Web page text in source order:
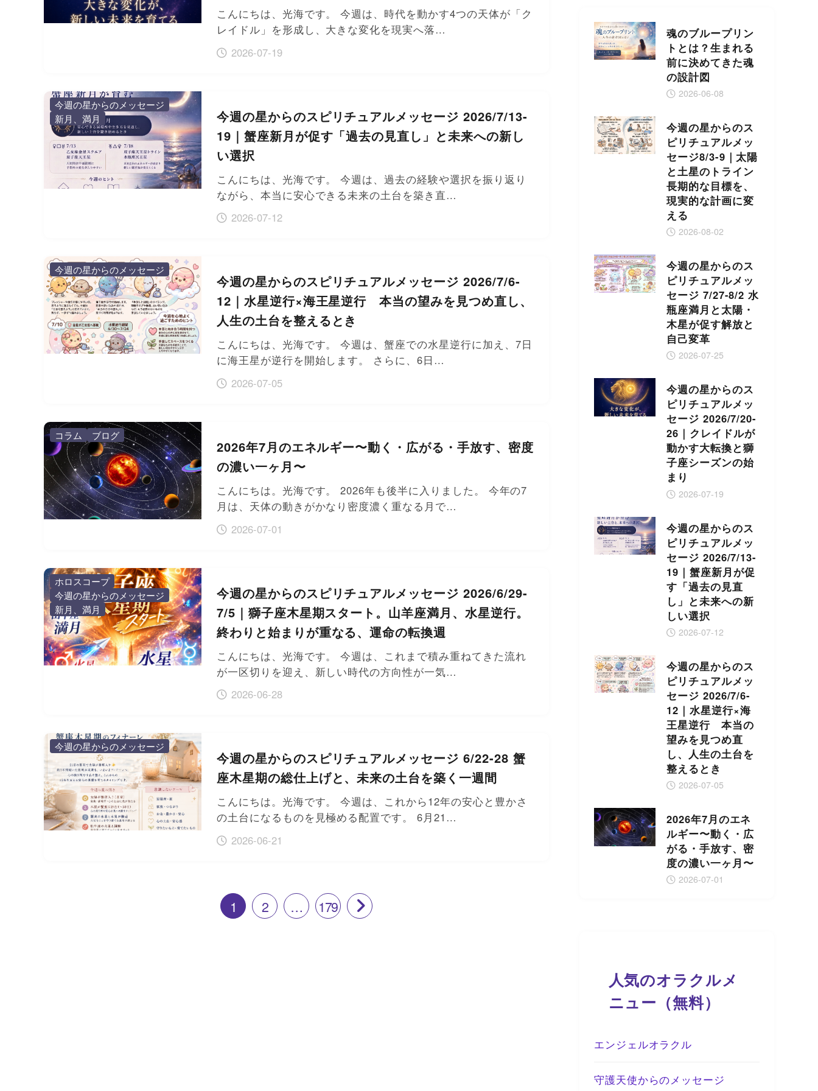
こんにちは、光海です。 今週は、時代を動かす4つの天体が「ク
レイドル」を形成し、大きな変化を現実へ落…
2026-07-19
今週の星からのスピリチュアルメッセージ 2026/7/13-
19｜蟹座新月が促す「過去の見直し」と未来への新し
い選択
こんにちは、光海です。 今週は、過去の経験や選択を振り返り
ながら、本当に安心できる未来の土台を築き直…
2026-07-12
今週の星からのメッセージ
新月、満月
今週の星からのスピリチュアルメッセージ 2026/7/6-
12｜水星逆行×海王星逆行 本当の望みを見つめ直し、
人生の土台を整えるとき
こんにちは、光海です。 今週は、蟹座での水星逆行に加え、7日
に海王星が逆行を開始します。 さらに、6日…
2026-07-05
今週の星からのメッセージ
2026年7月のエネルギー〜動く・広がる・手放す、密度
の濃い一ヶ月〜
こんにちは。光海です。 2026年も後半に入りました。 今年の7
月は、天体の動きがかなり密度濃く重なる月で…
2026-07-01
コラム ブログ
今週の星からのスピリチュアルメッセージ 2026/6/29-
7/5｜獅子座木星期スタート。山羊座満月、水星逆行。
終わりと始まりが重なる、運命の転換週
こんにちは、光海です。 今週は、これまで積み重ねてきた流れ
が一区切りを迎え、新しい時代の方向性が一気…
2026-06-28
ホロスコープ
今週の星からのメッセージ
新月、満月
今週の星からのスピリチュアルメッセージ 6/22-28 蟹
座木星期の総仕上げと、未来の土台を築く一週間
こんにちは。光海です。 今週は、これから12年の安心と豊かさ
の土台になるものを見極める配置です。 6月21…
2026-06-21
今週の星からのメッセージ
1 2 … 179
魂のブループリン
トとは？生まれる
前に決めてきた魂
の設計図
2026-06-08
今週の星からのス
ピリチュアルメッ
セージ8/3-9｜太陽
と土星のトライン
長期的な目標を、
現実的な計画に変
える
2026-08-02
今週の星からのス
ピリチュアルメッ
セージ 7/27-8/2 水
瓶座満月と太陽・
木星が促す解放と
自己変革
2026-07-25
今週の星からのス
ピリチュアルメッ
セージ 2026/7/20-
26｜クレイドルが
動かす大転換と獅
子座シーズンの始
まり
2026-07-19
今週の星からのス
ピリチュアルメッ
セージ 2026/7/13-
19｜蟹座新月が促
す「過去の見直
し」と未来への新
しい選択
2026-07-12
今週の星からのス
ピリチュアルメッ
セージ 2026/7/6-
12｜水星逆行×海
王星逆行 本当の
望みを見つめ直
し、人生の土台を
整えるとき
2026-07-05
2026年7月のエネ
ルギー〜動く・広
がる・手放す、密
度の濃い一ヶ月〜
2026-07-01
人気のオラクルメ
ニュー（無料）
エンジェルオラクル
守護天使からのメッセージ